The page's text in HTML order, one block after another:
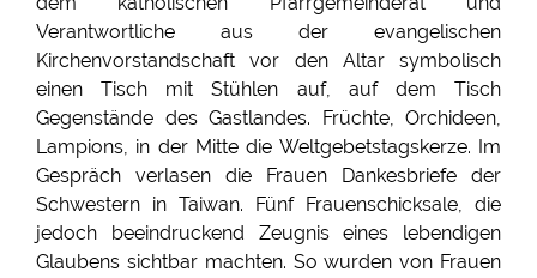
Verantwortliche aus der evangelischen
Kirchenvorstandschaft vor den Altar symbolisch
einen Tisch mit Stühlen auf, auf dem Tisch
Gegenstände des Gastlandes. Früchte, Orchideen,
Lampions, in der Mitte die Weltgebetstagskerze. Im
Gespräch verlasen die Frauen Dankesbriefe der
Schwestern in Taiwan. Fünf Frauenschicksale, die
jedoch beeindruckend Zeugnis eines lebendigen
Glaubens sichtbar machten. So wurden von Frauen